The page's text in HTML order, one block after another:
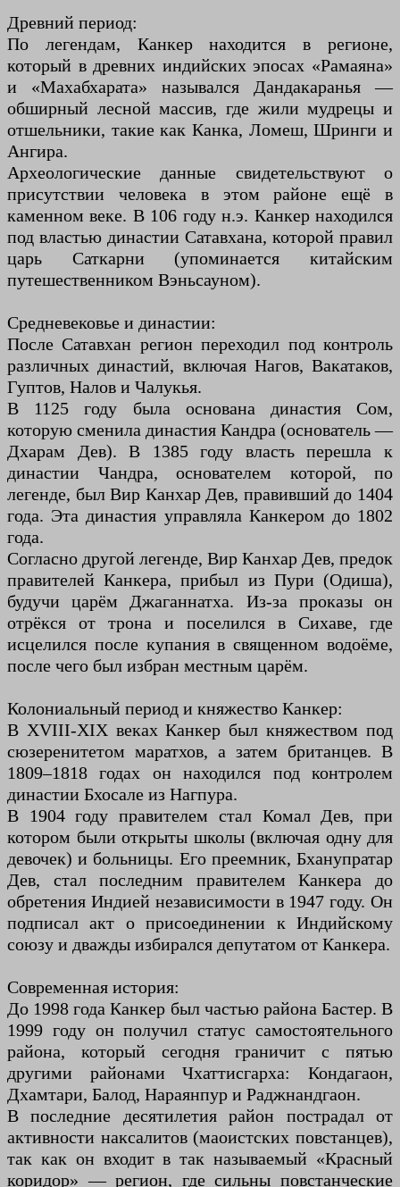
Древний период:
По легендам, Канкер находится в регионе,
который в древних индийских эпосах «Рамаяна»
и «Махабхарата» назывался Дандакаранья —
обширный лесной массив, где жили мудрецы и
отшельники, такие как Канка, Ломеш, Шринги и
Ангира.
Археологические данные свидетельствуют о
присутствии человека в этом районе ещё в
каменном веке. В 106 году н.э. Канкер находился
под властью династии Сатавхана, которой правил
царь Саткарни (упоминается китайским
путешественником Вэньсауном).
Средневековье и династии:
После Сатавхан регион переходил под контроль
различных династий, включая Нагов, Вакатаков,
Гуптов, Налов и Чалукья.
В 1125 году была основана династия Сом,
которую сменила династия Кандра (основатель —
Дхарам Дев). В 1385 году власть перешла к
династии Чандра, основателем которой, по
легенде, был Вир Канхар Дев, правивший до 1404
года. Эта династия управляла Канкером до 1802
года.
Согласно другой легенде, Вир Канхар Дев, предок
правителей Канкера, прибыл из Пури (Одиша),
будучи царём Джаганнатха. Из-за проказы он
отрёкся от трона и поселился в Сихаве, где
исцелился после купания в священном водоёме,
после чего был избран местным царём.
Колониальный период и княжество Канкер:
В XVIII-XIX веках Канкер был княжеством под
сюзеренитетом маратхов, а затем британцев. В
1809–1818 годах он находился под контролем
династии Бхосале из Нагпура.
В 1904 году правителем стал Комал Дев, при
котором были открыты школы (включая одну для
девочек) и больницы. Его преемник, Бханупратар
Дев, стал последним правителем Канкера до
обретения Индией независимости в 1947 году. Он
подписал акт о присоединении к Индийскому
союзу и дважды избирался депутатом от Канкера.
Современная история:
До 1998 года Канкер был частью района Бастер. В
1999 году он получил статус самостоятельного
района, который сегодня граничит с пятью
другими районами Чхаттисгарха: Кондагаон,
Дхамтари, Балод, Нараянпур и Раджнандгаон.
В последние десятилетия район пострадал от
активности наксалитов (маоистских повстанцев),
так как он входит в так называемый «Красный
коридор» — регион, где сильны повстанческие